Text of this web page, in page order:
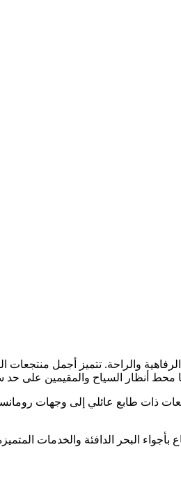
والراحة. تتميز أجمل
محط أنظار السياح والمقيمين على حد
ذات طابع عائلي إلى وجهات
البحر الدافئة والخدمات